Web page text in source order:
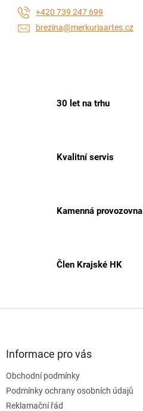
30 let na trhu
Kvalitní servis
Kamenná provozovna
Člen Krajské HK
+420 739 247 699
brezina@merkuriaartes.cz
Informace pro vás
Obchodní podmínky
Podmínky ochrany osobních údajů
Reklamační řád